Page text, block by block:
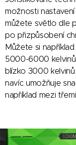
možnosti
můžete světlo dle
po přizpůsobení
Můžete si
5000-6000
blízko 3000
navíc umožňuje
například mezi